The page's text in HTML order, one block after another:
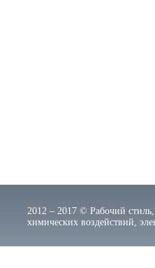
2012 – 2017 © Рабочий
химических воздействий,